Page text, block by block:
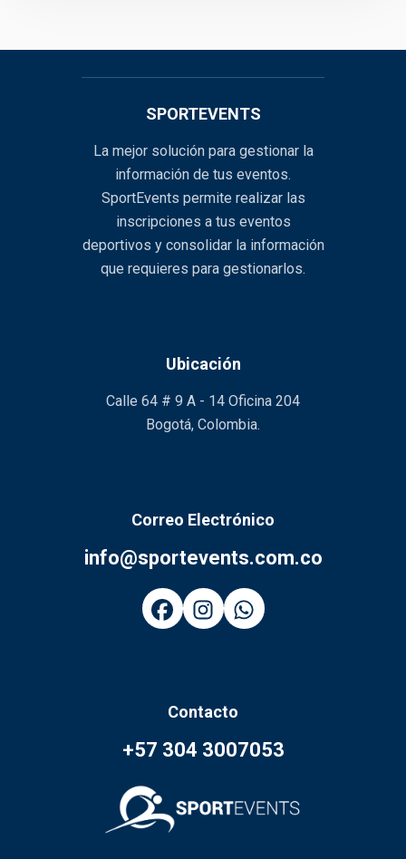
SPORTEVENTS
La mejor solución para gestionar la
información de tus eventos.
SportEvents permite realizar las
inscripciones a tus eventos
deportivos y consolidar la información
que requieres para gestionarlos.
Ubicación
Calle 64 # 9 A - 14 Oficina 204
Bogotá, Colombia.
Correo Electrónico
info@sportevents.com.co
Contacto
+57 304 3007053